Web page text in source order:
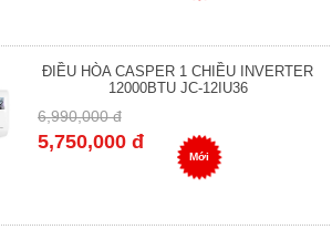
ĐIỀU HÒA CASPER 1 CHIỀU INVERTER
12000BTU JC-12IU36
6,990,000 đ
5,750,000 đ
Mới